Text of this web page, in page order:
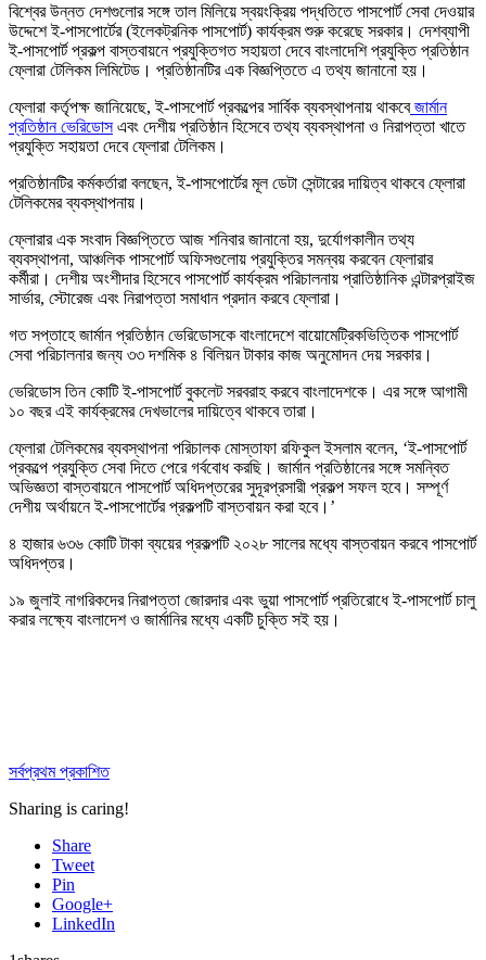
বিশ্বের উন্নত দেশগুলোর সঙ্গে তাল মিলিয়ে স্বয়ংক্রিয় পদ্ধতিতে পাসপোর্ট সেবা দেওয়ার
উদ্দেশে ই-পাসপোর্টের (ইলেকট্রনিক পাসপোর্ট) কার্যক্রম শুরু করেছে সরকার। দেশব্যাপী
ই-পাসপোর্ট প্রকল্প বাস্তবায়নে প্রযুক্তিগত সহায়তা দেবে বাংলাদেশি প্রযুক্তি প্রতিষ্ঠান
ফ্লোরা টেলিকম লিমিটেড। প্রতিষ্ঠানটির এক বিজ্ঞপ্তিতে এ তথ্য জানানো হয়।
ফ্লোরা কর্তৃপক্ষ জানিয়েছে, ই-পাসপোর্ট প্রকল্পের সার্বিক ব্যবস্থাপনায় থাকবেজার্মান
প্রতিষ্ঠান ভেরিডোসএবং দেশীয় প্রতিষ্ঠান হিসেবে তথ্য ব্যবস্থাপনা ও নিরাপত্তা খাতে
প্রযুক্তি সহায়তা দেবে ফ্লোরা টেলিকম।
প্রতিষ্ঠানটির কর্মকর্তারা বলছেন, ই-পাসপোর্টের মূল ডেটা সেন্টারের দায়িত্ব থাকবে ফ্লোরা
টেলিকমের ব্যবস্থাপনায়।
ফ্লোরার এক সংবাদ বিজ্ঞপ্তিতে আজ শনিবার জানানো হয়, দুর্যোগকালীন তথ্য
ব্যবস্থাপনা, আঞ্চলিক পাসপোর্ট অফিসগুলোয় প্রযুক্তির সমন্বয় করবেন ফ্লোরার
কর্মীরা। দেশীয় অংশীদার হিসেবে পাসপোর্ট কার্যক্রম পরিচালনায় প্রাতিষ্ঠানিক এন্টারপ্রাইজ
সার্ভার, স্টোরেজ এবং নিরাপত্তা সমাধান প্রদান করবে ফ্লোরা।
গত সপ্তাহে জার্মান প্রতিষ্ঠান ভেরিডোসকে বাংলাদেশে বায়োমেট্রিকভিত্তিক পাসপোর্ট
সেবা পরিচালনার জন্য ৩৩ দশমিক ৪ বিলিয়ন টাকার কাজ অনুমোদন দেয় সরকার।
ভেরিডোস তিন কোটি ই-পাসপোর্ট বুকলেট সরবরাহ করবে বাংলাদেশকে। এর সঙ্গে আগামী
১০ বছর এই কার্যক্রমের দেখভালের দায়িত্বে থাকবে তারা।
ফ্লোরা টেলিকমের ব্যবস্থাপনা পরিচালক মোস্তাফা রফিকুল ইসলাম বলেন, ‘ই-পাসপোর্ট
প্রকল্পে প্রযুক্তি সেবা দিতে পেরে গর্ববোধ করছি। জার্মান প্রতিষ্ঠানের সঙ্গে সমন্বিত
অভিজ্ঞতা বাস্তবায়নে পাসপোর্ট অধিদপ্তরের সুদূরপ্রসারী প্রকল্প সফল হবে। সম্পূর্ণ
দেশীয় অর্থায়নে ই-পাসপোর্টের প্রকল্পটি বাস্তবায়ন করা হবে।’
৪ হাজার ৬৩৬ কোটি টাকা ব্যয়ের প্রকল্পটি ২০২৮ সালের মধ্যে বাস্তবায়ন করবে পাসপোর্ট
অধিদপ্তর।
১৯ জুলাই নাগরিকদের নিরাপত্তা জোরদার এবং ভুয়া পাসপোর্ট প্রতিরোধে ই-পাসপোর্ট চালু
করার লক্ষ্যে বাংলাদেশ ও জার্মানির মধ্যে একটি চুক্তি সই হয়।
সর্বপ্রথম প্রকাশিত
Sharing is caring!
Share
Tweet
Pin
Google+
LinkedIn